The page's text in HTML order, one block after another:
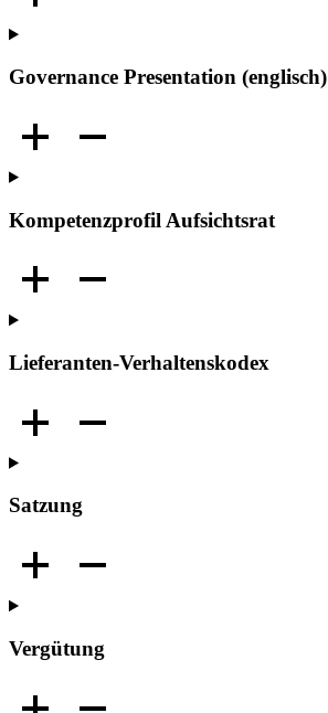
Governance Presentation (englisch)
Kompetenz­profil Aufsichts­rat
Lieferanten-Verhaltens­kodex
Satzung
Vergütung